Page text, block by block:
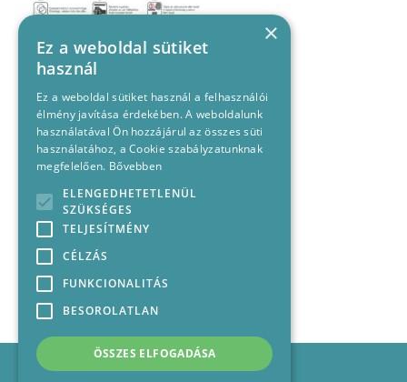
Impresszum
×
Ez a weboldal sütiket
használ
Ez a weboldal sütiket használ a felhasználói
élmény javítása érdekében. A weboldalunk
használatával Ön hozzájárul az összes süti
használatához, a Cookie szabályzatunknak
megfelelően. Bővebben
ELENGEDHETETLENÜL
SZÜKSÉGES
TELJESÍTMÉNY
CÉLZÁS
FUNKCIONALITÁS
BESOROLATLAN
ÖSSZES ELFOGADÁSA